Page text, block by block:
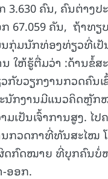
3.630 ຄົນ, ຄົນຕ່າງປ
67.059 ຄັນ, ຖ້າທຽ
ກຸ່ມນັກທ່ອງທ່ຽວທີ່ເປັ
ໃຫ້ຮູ້ຕື່ມວ່າ :ດ້ານຂໍ້
ກັບວຽກງານກວດຄົນເ
ນັກງານມີແນວຄິດຫຼັກ
ມເປັນເຈົ້າການສູງ.
ກວດກາທີ່ທັນສະໄໝ ໂ
ກົດໝາຍ ທີ່ບຸກຄົນບໍ່ຫວັ
-ອອກ.